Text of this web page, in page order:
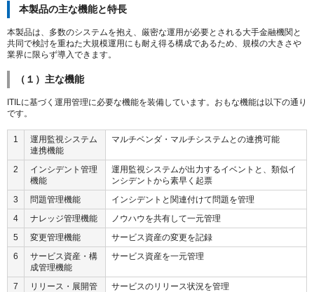
本製品の主な機能と特長
本製品は、多数のシステムを抱え、厳密な運用が必要とされる大手金融機関と
共同で検討を重ねた大規模運用にも耐え得る構成であるため、規模の大きさや
業界に限らず導入できます。
（１）主な機能
ITILに基づく運用管理に必要な機能を装備しています。おもな機能は以下の通り
です。
1
運用監視システム
連携機能
マルチベンダ・マルチシステムとの連携可能
2
インシデント管理
機能
運用監視システムが出力するイベントと、類似イ
ンシデントから素早く起票
3
問題管理機能
インシデントと関連付けて問題を管理
4
ナレッジ管理機能
ノウハウを共有して一元管理
5
変更管理機能
サービス資産の変更を記録
6
サービス資産・構
成管理機能
サービス資産を一元管理
7
リリース・展開管
サービスのリリース状況を管理